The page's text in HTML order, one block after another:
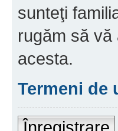
sunteţi
rugăm să vă
acesta.
Termeni de
Înregistrare